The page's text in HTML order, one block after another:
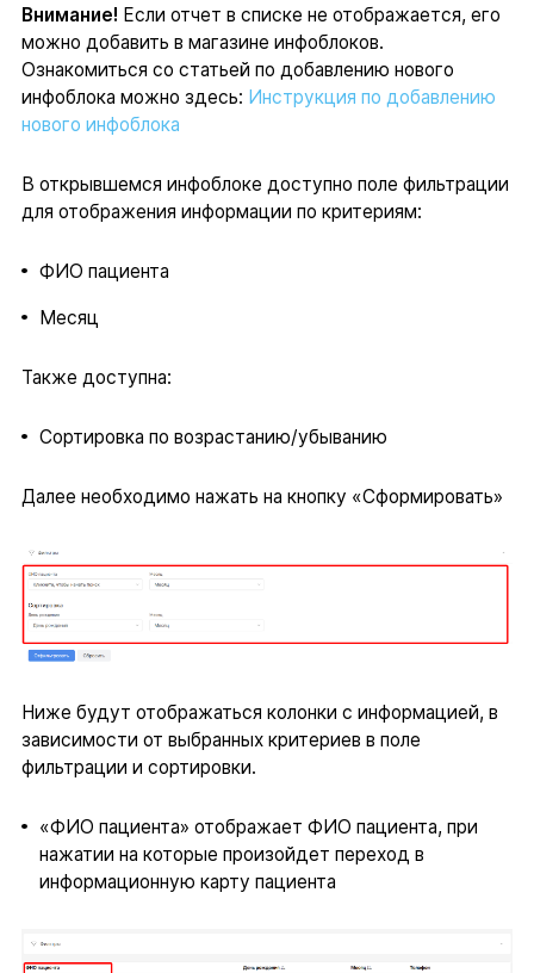
Внимание! Если отчет в списке не отображается, его
можно добавить в магазине инфоблоков.
Ознакомиться со статьей по добавлению нового
инфоблока можно здесь: Инструкция по добавлению
нового инфоблока
В открывшемся инфоблоке доступно поле фильтрации
для отображения информации по критериям:
ФИО пациента
Месяц
Также доступна:
Сортировка по возрастанию/убыванию
Далее необходимо нажать на кнопку «Сформировать»
Ниже будут отображаться колонки с информацией, в
зависимости от выбранных критериев в поле
фильтрации и сортировки.
«ФИО пациента» отображает ФИО пациента, при
нажатии на которые произойдет переход в
информационную карту пациента